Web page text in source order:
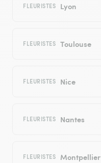
FLEURISTES Lyon
FLEURISTES Toulouse
FLEURISTES Nice
FLEURISTES Nantes
FLEURISTES Montpellier